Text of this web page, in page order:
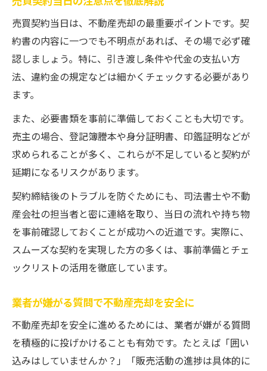
売買契約当日は、不動産売却の最重要ポイントです。契
約書の内容に一つでも不明点があれば、その場で必ず確
認しましょう。特に、引き渡し条件や代金の支払い方
法、違約金の規定などは細かくチェックする必要があり
ます。
また、必要書類を事前に準備しておくことも大切です。
売主の場合、登記簿謄本や身分証明書、印鑑証明などが
求められることが多く、これらが不足していると契約が
延期になるリスクがあります。
契約締結後のトラブルを防ぐためにも、司法書士や不動
産会社の担当者と密に連絡を取り、当日の流れや持ち物
を事前確認しておくことが成功への近道です。実際に、
スムーズな契約を実現した方の多くは、事前準備とチェ
ックリストの活用を徹底しています。
業者が嫌がる質問で不動産売却を安全に
不動産売却を安全に進めるためには、業者が嫌がる質問
を積極的に投げかけることも有効です。たとえば「囲い
込みはしていませんか？」「販売活動の進捗は具体的に